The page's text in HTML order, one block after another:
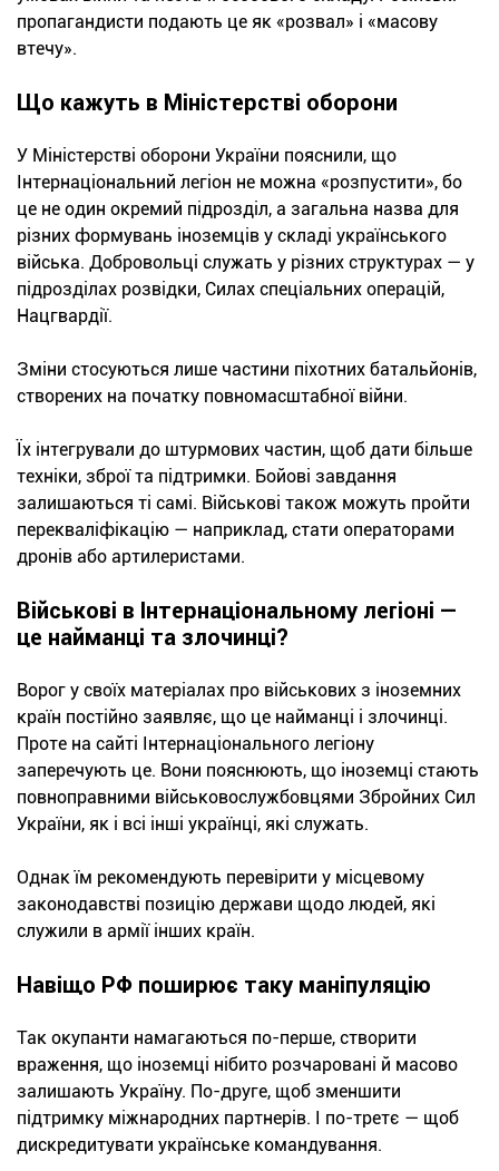
пропагандисти подають це як «розвал» і «масову
втечу».
Що кажуть в Міністерстві оборони
У Міністерстві оборони України пояснили, що
Інтернаціональний легіон не можна «розпустити», бо
це не один окремий підрозділ, а загальна назва для
різних формувань іноземців у складі українського
війська. Добровольці служать у різних структурах — у
підрозділах розвідки, Силах спеціальних операцій,
Нацгвардії.
Зміни стосуються лише частини піхотних батальйонів,
створених на початку повномасштабної війни.
Їх інтегрували до штурмових частин, щоб дати більше
техніки, зброї та підтримки. Бойові завдання
залишаються ті самі. Військові також можуть пройти
перекваліфікацію — наприклад, стати операторами
дронів або артилеристами.
Військові в Інтернаціональному легіоні —
це найманці та злочинці?
Ворог у своїх матеріалах про військових з іноземних
країн постійно заявляє, що це найманці і злочинці.
Проте на сайті Інтернаціонального легіону
заперечують це. Вони пояснюють, що іноземці стають
повноправними військовослужбовцями Збройних Сил
України, як і всі інші українці, які служать.
Однак їм рекомендують перевірити у місцевому
законодавстві позицію держави щодо людей, які
служили в армії інших країн.
Навіщо РФ поширює таку маніпуляцію
Так окупанти намагаються по-перше, створити
враження, що іноземці нібито розчаровані й масово
залишають Україну. По-друге, щоб зменшити
підтримку міжнародних партнерів. І по-третє — щоб
дискредитувати українське командування.